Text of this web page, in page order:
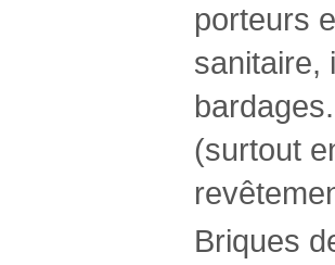
porteurs
sanitaire,
(surtout
Briques